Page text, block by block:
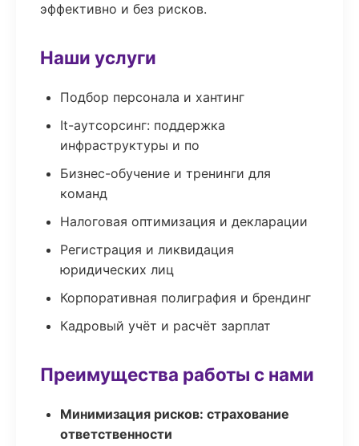
эффективно и без рисков.
Наши услуги
Подбор персонала и хантинг
It-аутсорсинг: поддержка
инфраструктуры и по
Бизнес-обучение и тренинги для
команд
Налоговая оптимизация и декларации
Регистрация и ликвидация
юридических лиц
Корпоративная полиграфия и брендинг
Кадровый учёт и расчёт зарплат
Преимущества работы с нами
Минимизация рисков: страхование
ответственности